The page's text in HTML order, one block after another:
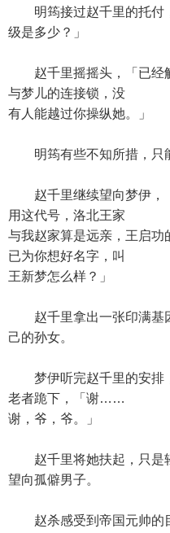
明筠接过赵千里的托付
级是多少？」
赵千里摇摇头，「已经
与梦儿的连接锁，没
有人能越过你操纵她。」
明筠有些不知所措，只能
赵千里继续望向梦伊，
用这代号，洛北王家
与我赵家算是远亲，王启
已为你想好名字，叫
王新梦怎么样？」
赵千里拿出一张印满基
己的孙女。
梦伊听完赵千里的安排
老者跪下，「谢……
谢，爷，爷。」
赵千里将她扶起，只是
望向孤僻男子。
赵杀感受到帝国元帅的